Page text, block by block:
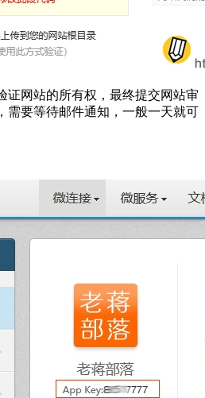
证网站的所有权，最终提交网站审
需要等待邮件通知，一般一天就可